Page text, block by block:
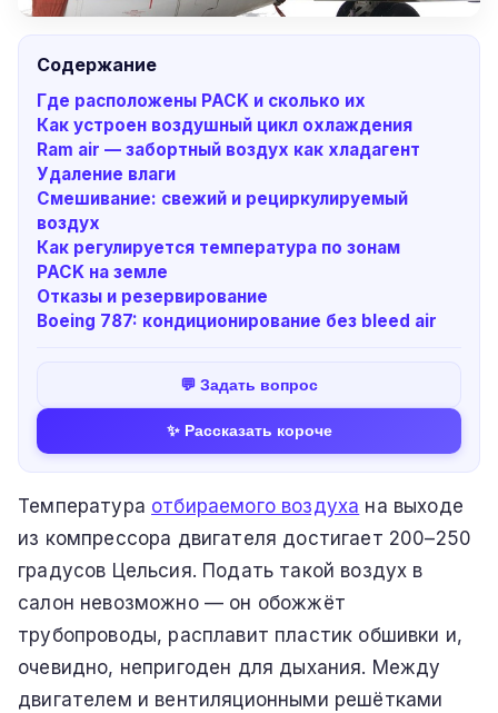
Содержание
Где расположены PACK и сколько их
Как устроен воздушный цикл охлаждения
Ram air — забортный воздух как хладагент
Удаление влаги
Смешивание: свежий и рециркулируемый
воздух
Как регулируется температура по зонам
PACK на земле
Отказы и резервирование
Boeing 787: кондиционирование без bleed air
💬 Задать вопрос
✨ Рассказать короче
Температура отбираемого воздуха на выходе
из компрессора двигателя достигает 200–250
градусов Цельсия. Подать такой воздух в
салон невозможно — он обожжёт
трубопроводы, расплавит пластик обшивки и,
очевидно, непригоден для дыхания. Между
двигателем и вентиляционными решётками